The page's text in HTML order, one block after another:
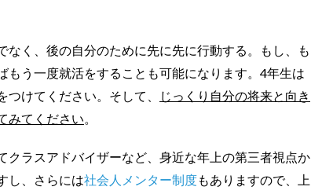
く、後の自分のために先に先に行動する。もし、も
もう一度就活をすることも可能になります。4年生は
けてください。そして、
じっくり自分の将来と向き
みてください。
ラスアドバイザーなど、身近な年上の第三者視点か
し、さらには社会人メンター制度もありますので、上